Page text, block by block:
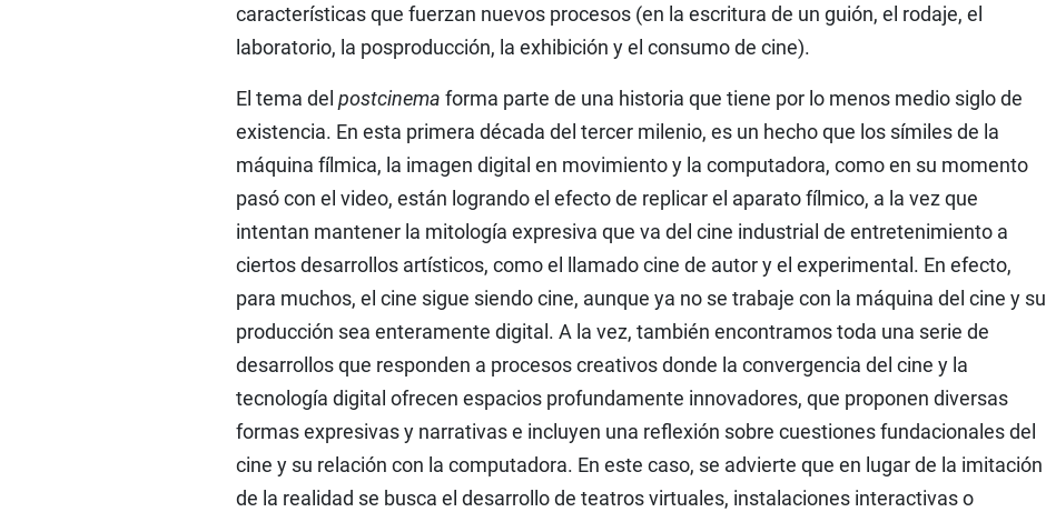
características que fuerzan nuevos procesos (en la escritura de un guión, el rodaje, el
laboratorio, la posproducción, la exhibición y el consumo de cine).
El tema del postcinema forma parte de una historia que tiene por lo menos medio siglo de
existencia. En esta primera década del tercer milenio, es un hecho que los símiles de la
máquina fílmica, la imagen digital en movimiento y la computadora, como en su momento
pasó con el video, están logrando el efecto de replicar el aparato fílmico, a la vez que
intentan mantener la mitología expresiva que va del cine industrial de entretenimiento a
ciertos desarrollos artísticos, como el llamado cine de autor y el experimental. En efecto,
para muchos, el cine sigue siendo cine, aunque ya no se trabaje con la máquina del cine y su
producción sea enteramente digital. A la vez, también encontramos toda una serie de
desarrollos que responden a procesos creativos donde la convergencia del cine y la
tecnología digital ofrecen espacios profundamente innovadores, que proponen diversas
formas expresivas y narrativas e incluyen una reflexión sobre cuestiones fundacionales del
cine y su relación con la computadora. En este caso, se advierte que en lugar de la imitación
de la realidad se busca el desarrollo de teatros virtuales, instalaciones interactivas o